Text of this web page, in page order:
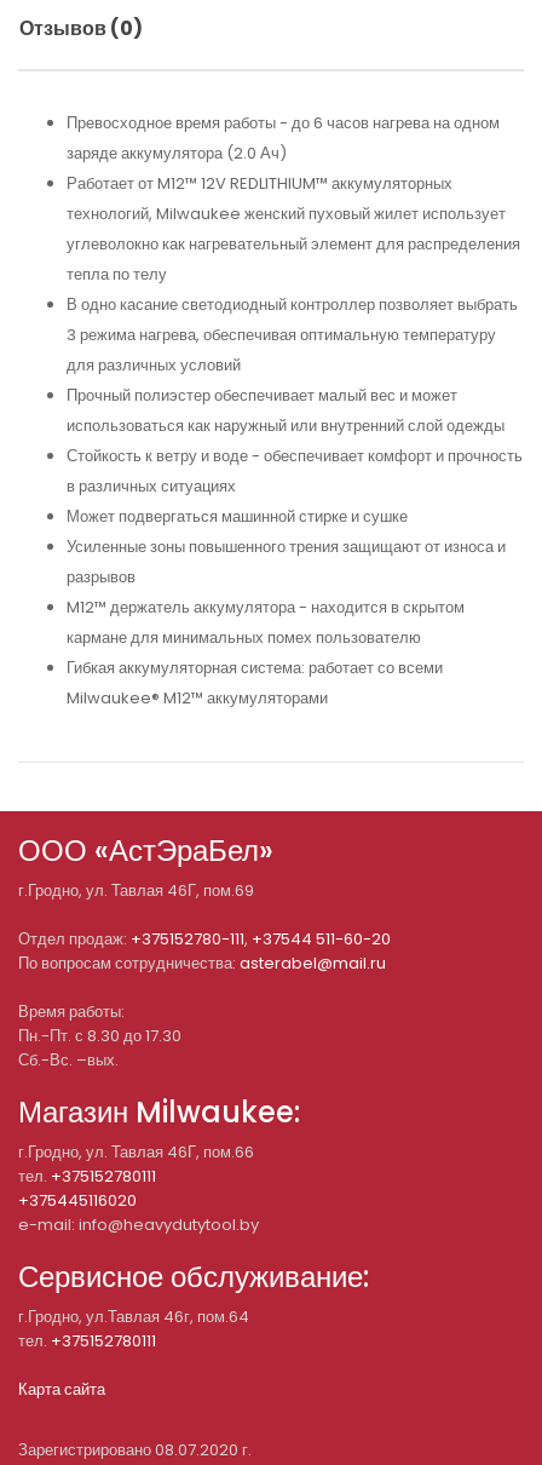
Отзывов (0)
Превосходное время работы - до 6 часов нагрева на одном
заряде аккумулятора (2.0 Ач)
Работает от M12™ 12V REDLITHIUM™ аккумуляторных
технологий, Milwaukee женский пуховый жилет использует
углеволокно как нагревательный элемент для распределения
тепла по телу
В одно касание светодиодный контроллер позволяет выбрать
3 режима нагрева, обеспечивая оптимальную температуру
для различных условий
Прочный полиэстер обеспечивает малый вес и может
использоваться как наружный или внутренний слой одежды
Стойкость к ветру и воде - обеспечивает комфорт и прочность
в различных ситуациях
Может подвергаться машинной стирке и сушке
Усиленные зоны повышенного трения защищают от износа и
разрывов
M12™ держатель аккумулятора - находится в скрытом
кармане для минимальных помех пользователю
Гибкая аккумуляторная система: работает со всеми
Milwaukee® M12™ аккумуляторами
ООО «АстЭраБел»
г.Гродно, ул. Тавлая 46Г, пом.69
Отдел продаж: +375152780-111, +37544 511-60-20
По вопросам сотрудничества: asterabel@mail.ru
Время работы:
Пн.-Пт. с 8.30 до 17.30
Сб.-Вс. –вых.
Магазин Milwaukee:
г.Гродно, ул. Тавлая 46Г, пом.66
тел. +375152780111
+375445116020
e-mail: info@heavydutytool.by
Сервисное обслуживание:
г.Гродно, ул.Тавлая 46г, пом.64
тел. +375152780111
Карта сайта
Зарегистрировано 08.07.2020 г.